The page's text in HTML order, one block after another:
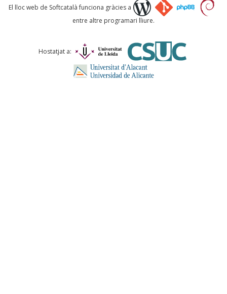
Què proposeu?
Comentari *
El lloc web de Softcatalà funciona gràcies a
entre altre programari lliure.
Hostatjat a: